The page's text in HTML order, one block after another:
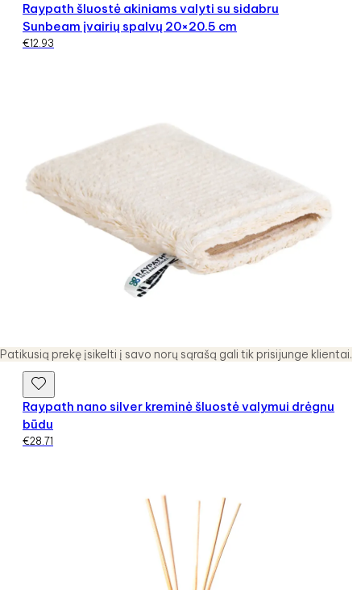
Patikusią prekę įsikelti į savo norų sąrašą gali tik prisijunge klientai.
Raypath šluostė akiniams valyti su sidabru
Sunbeam įvairių spalvų 20×20.5 cm
€12.93
Raypath nano silver kreminė šluostė valymui drėgnu
būdu
€28.71